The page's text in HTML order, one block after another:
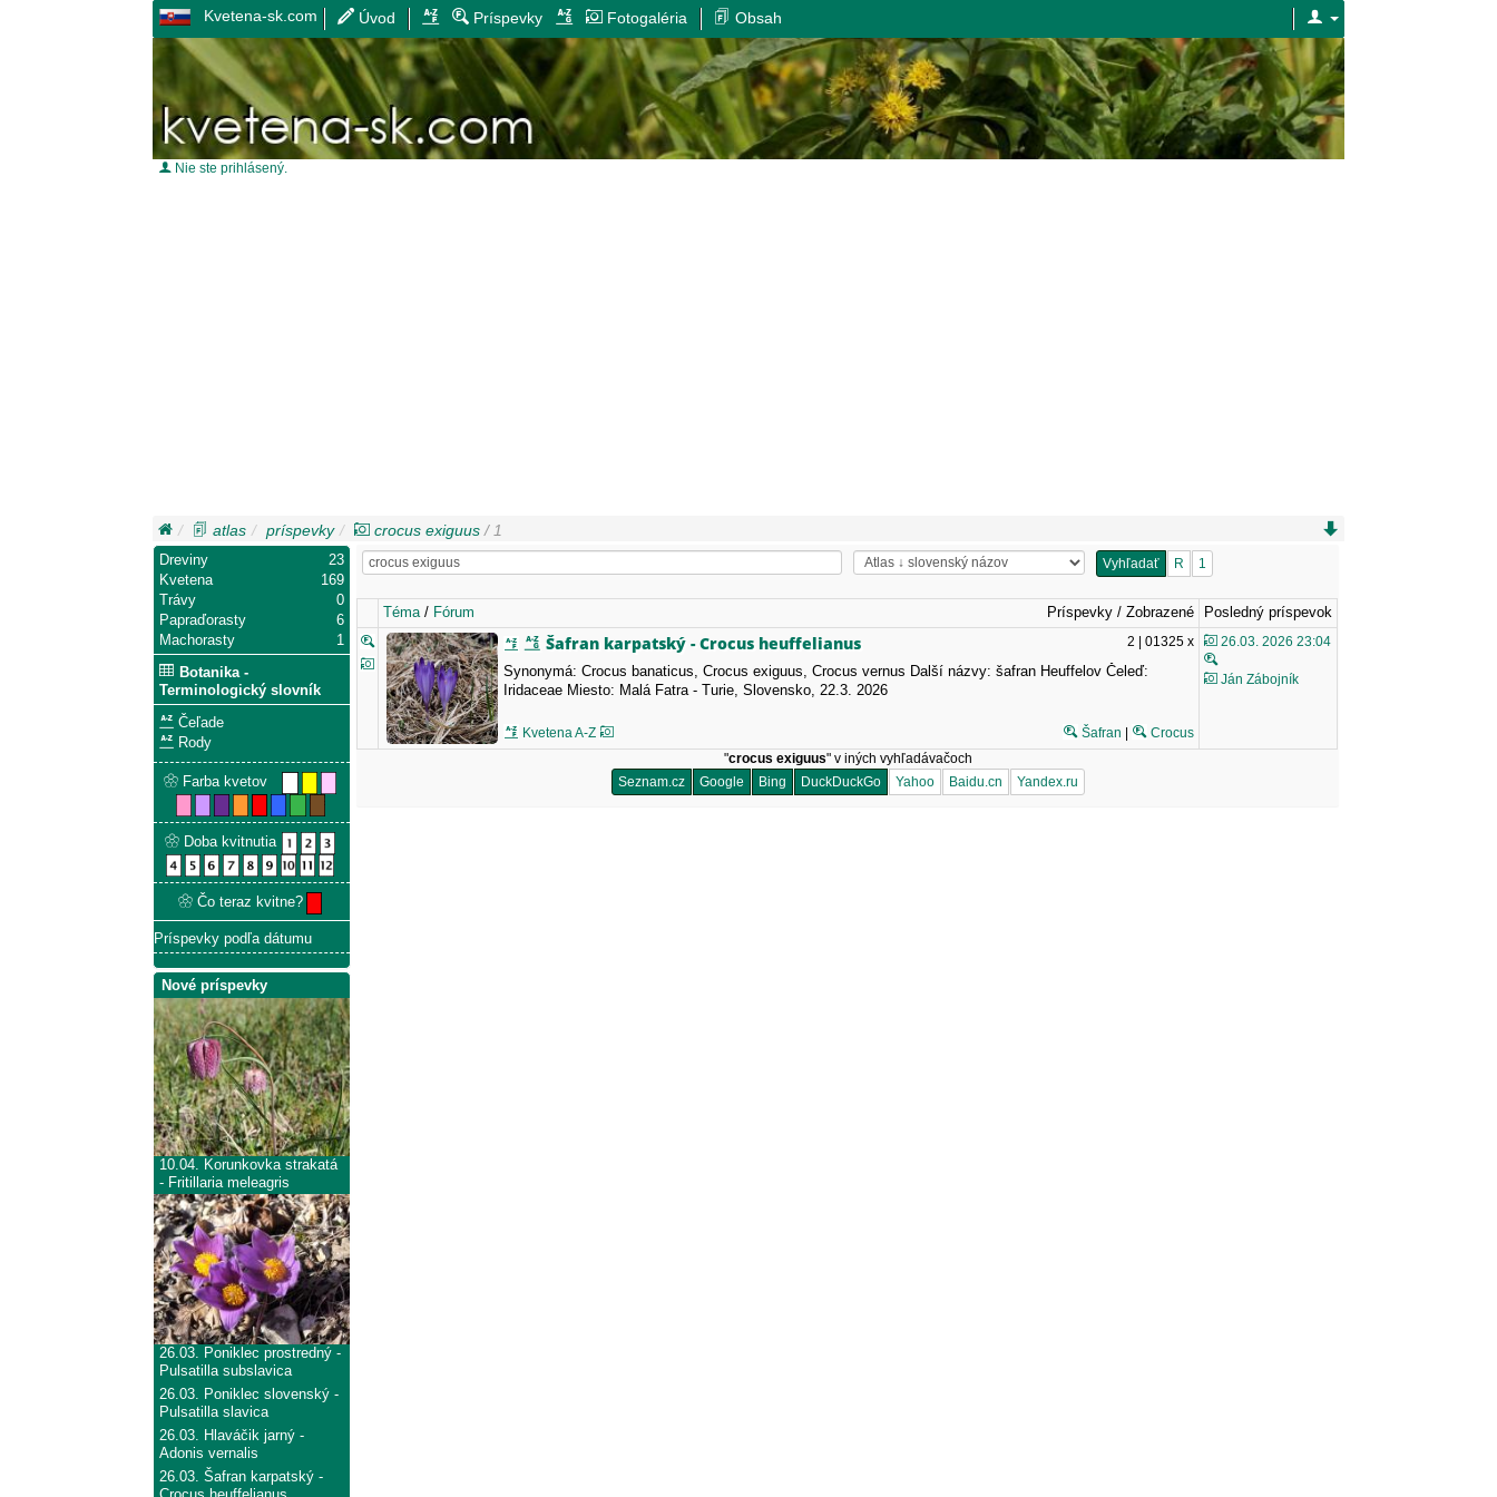
Kvetena-sk.com Úvod Príspevky Fotogaléria Obsah
Nie ste prihlásený.
atlas príspevky crocus exiguus / 1
Vyhľadať R 1
Téma/ Fórum Príspevky / Zobrazené
Posledný príspevok
2 | 01325 x
Šafran karpatský - Crocus heuffelianus
Synonymá: Crocus banaticus, Crocus exiguus, Crocus vernus Další názvy: šafran Heuffelov Čeleď:
Iridaceae Miesto: Malá Fatra - Turie, Slovensko, 22.3. 2026
Šafran Crocus
Kvetena A-Z
26.03. 2026 23:04
Ján Zábojník
"crocus exiguus" v iných vyhľadávačoch
Seznam.cz
Google Bing DuckDuckGo Yahoo Baidu.cn Yandex.ru
23
Dreviny
169
Kvetena
0
Trávy
6
Papraďorasty
1
Machorasty
Botanika -
Terminologický slovník
Čeľade
Rody
Farba kvetov
Doba kvitnutia
Čo teraz kvitne?
Príspevky podľa dátumu
Nové príspevky
10.04.
Korunkovka strakatá
- Fritillaria meleagris
26.03.
Poniklec prostredný -
Pulsatilla subslavica
26.03.
Poniklec slovenský -
Pulsatilla slavica
26.03.
Hlaváčik jarný -
Adonis vernalis
26.03. Šafran karpatský -